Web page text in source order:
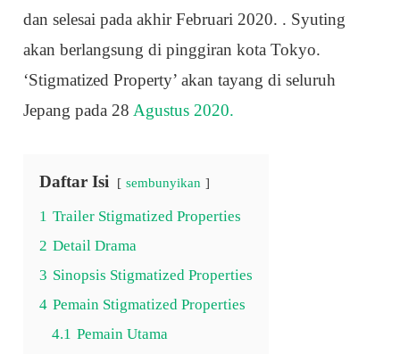
dan selesai pada akhir Februari 2020. . Syuting
akan berlangsung di pinggiran kota Tokyo.
‘Stigmatized Property’ akan tayang di seluruh
Jepang pada 28Agustus 2020.
Daftar Isi sembunyikan
1 Trailer Stigmatized Properties
2 Detail Drama
3 Sinopsis Stigmatized Properties
4 Pemain Stigmatized Properties
4.1 Pemain Utama